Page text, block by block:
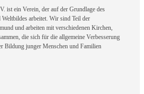
ist ein Verein, der auf der Grundlage des
arbeitet. Wir sind Teil der
und arbeiten mit verschiedenen Kirchen,
die sich für die allgemeine Verbesserung
Bildung junger Menschen und Familien